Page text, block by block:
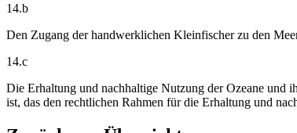
14.b
Den Zugang der handwerklichen Kleinfischer zu den
14.c
Die Erhaltung und nachhaltige Nutzung der Ozeane und
ist, das den rechtlichen Rahmen für die Erhaltung und